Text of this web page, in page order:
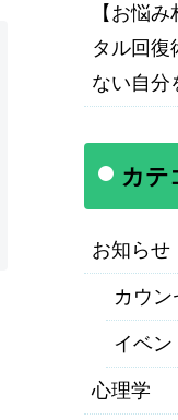
【お悩
タル回復
ない自分
カテ
お知らせ
カウ
イベン
心理学